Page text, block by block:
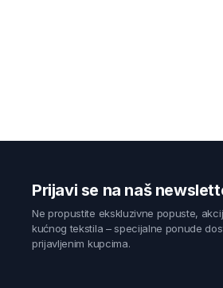
Prijavi se na naš
Ne propustite ekskluzivne popuste,
kućnog tekstila – specijalne ponude
prijavljenim kupcima.